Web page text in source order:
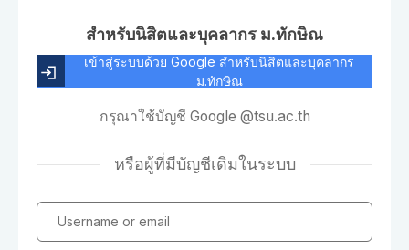
สำหรับนิสิตและบุคลากร ม.ทักษิณ
เข้าสู่ระบบด้วย Google สำหรับนิสิตและบุคลากร
ม.ทักษิณ
กรุณาใช้บัญชี Google @tsu.ac.th
หรือผู้ที่มีบัญชีเดิมในระบบ
Username or email